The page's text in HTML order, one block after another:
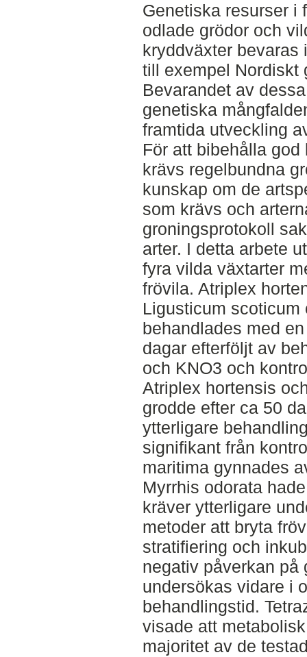
Genetiska resurser i
odlade grödor och
kryddväxter bevaras
till exempel Nordiskt
Bevarandet av
genetiska
framtida utveckling
För att bibehålla
krävs regelbundna
kunskap om de
som krävs och
groningsprotokoll
arter. I detta arbete
fyra vilda växtarter
frövila. Atriplex
Ligusticum scoticum
behandlades med
dagar efterföljt av
och KNO3 och
Atriplex hortensis
grodde efter ca 50
ytterligare
signifikant från
maritima gynnades
Myrrhis odorata
kräver ytterligare
metoder att bryta
stratifiering och
negativ påverkan på
undersökas vidare i
behandlingstid.
visade att
majoritet av de